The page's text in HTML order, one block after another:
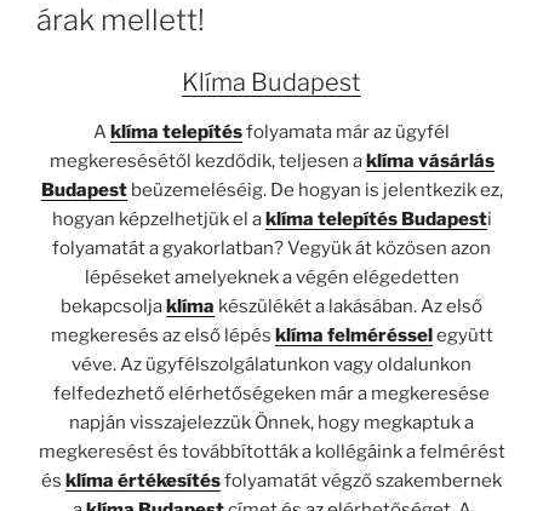
árak mellett!
Klíma Budapest
Aklíma telepítésfolyamata már az ügyfél
megkeresésétől kezdődik, teljesen aklíma vásárlás
Budapestbeüzemeléséig. De hogyan is jelentkezik ez,
hogyan képzelhetjük el aklíma telepítés Budapesti
folyamatát a gyakorlatban? Vegyük át közösen azon
lépéseket amelyeknek a végén elégedetten
bekapcsoljaklíma készülékét a lakásában. Az első
megkeresés az első lépés klíma felmérésselegyütt
véve. Az ügyfélszolgálatunkon vagy oldalunkon
felfedezhető elérhetőségeken már a megkeresése
napján visszajelezzük Önnek, hogy megkaptuk a
megkeresést és továbbították a kollégáink a felmérést
és klíma értékesítésfolyamatát végző szakembernek